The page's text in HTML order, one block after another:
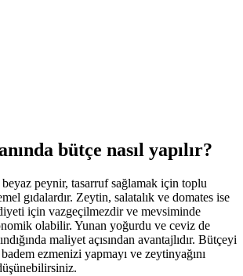
bütçe nasıl yapılır?
beyaz peynir, tasarruf sağlamak için toplu
gıdalardır. Zeytin, salatalık ve domates ise
için vazgeçilmezdir ve mevsiminde
olabilir. Yunan yoğurdu ve ceviz de
maliyet açısından avantajlıdır. Bütçeyi
ezmenizi yapmayı ve zeytinyağını